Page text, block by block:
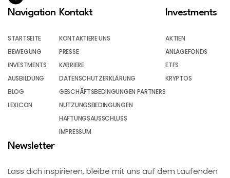
Navigation
STARTSEITE
BEWEGUNG
INVESTMENTS
AUSBILDUNG
BLOG
LEXICON
Kontakt
KONTAKTIERE UNS
PRESSE
KARRIERE
DATENSCHUTZERKLÄRUNG
GESCHÄFTSBEDINGUNGEN PARTNERS
NUTZUNGSBEDINGUNGEN
HAFTUNGSAUSSCHLUSS
IMPRESSUM
Investments
AKTIEN
ANLAGEFONDS
ETFS
KRYPTOS
Newsletter
Lass dich inspirieren, bleibe mit uns auf dem Laufenden